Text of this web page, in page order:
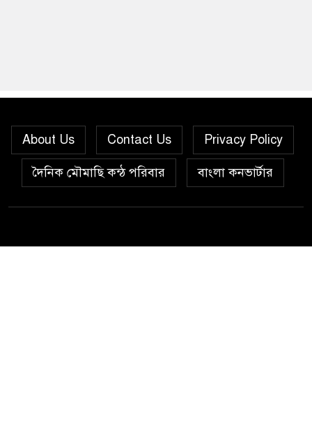
About Us Contact Us Privacy Policy
দৈনিক মৌমাছি কন্ঠ পরিবার বাংলা কনভার্টার